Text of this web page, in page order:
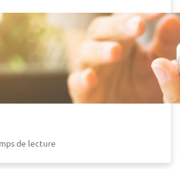
de lecture